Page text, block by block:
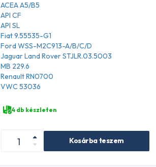
ACEA A5/B5
API CF
API SL
Fiat 9.55535-G1
Ford WSS-M2C913-A/B/C/D
Jaguar Land Rover STJLR.03.5003
MB 229.6
Renault RN0700
VWC 53036
4 db készleten
Kosárba teszem